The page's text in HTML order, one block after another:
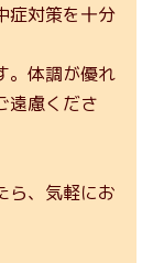
症対策を十分
。体調が優れ
遠慮くださ
ら、気軽にお